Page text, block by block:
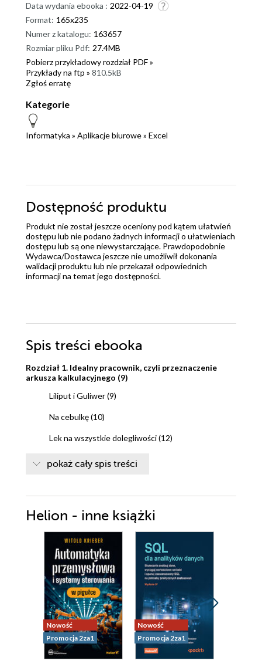
Data wydania ebooka : 2022-04-19
Format: 165x235
Numer z katalogu: 163657
Rozmiar pliku Pdf: 27.4MB
Pobierz przykładowy rozdział PDF »
Przykłady na ftp » 810.5kB
Zgłoś erratę
Kategorie
Informatyka » Aplikacje biurowe» Excel
Dostępność produktu
Produkt nie został jeszcze oceniony pod kątem ułatwień
dostępu lub nie podano żadnych informacji o ułatwieniach
dostępu lub są one niewystarczające. Prawdopodobnie
Wydawca/Dostawca jeszcze nie umożliwił dokonania
walidacji produktu lub nie przekazał odpowiednich
informacji na temat jego dostępności.
Spis treści ebooka
Rozdział 1. Idealny pracownik, czyli przeznaczenie
arkusza kalkulacyjnego (9)
Liliput i Guliwer (9)
Na cebulkę (10)
Lek na wszystkie dolegliwości (12)
Rodzina Microsoft Office (13)
Nie tylko Excel (18)
Moc z wami (19)
Praktyczne dowody (19)
Szybkie sortowanie (20)
Bezbłędne sumowanie (22)
Podatność na zmiany (23)
Bajka z morałem (24)
Podsumowanie (25)
pokaż cały spis treści
Helion - inne książki
Nowość
Promocja 2za1
Nowość
Promocja 2za1